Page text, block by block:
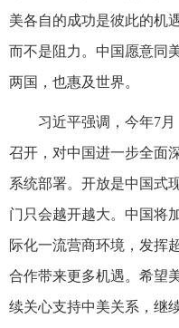
美各自的成功是彼此的机
而不是阻力。中国愿意同
两国，也惠及世界。
习近平强调，今年7
召开，对中国进一步全面
系统部署。开放是中国式
门只会越开越大。中国将
际化一流营商环境，发挥
合作带来更多机遇。希望
续关心支持中美关系，继